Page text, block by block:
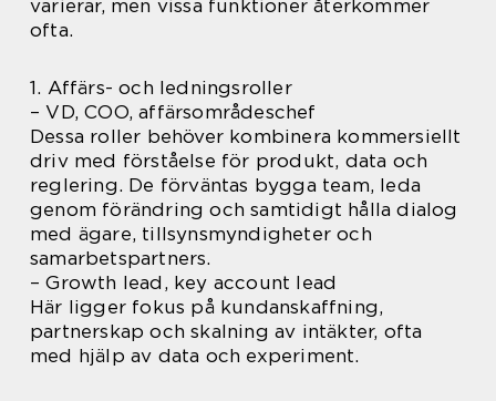
varierar, men vissa funktioner återkommer
ofta.
1. Affärs- och ledningsroller
– VD, COO, affärsområdeschef
Dessa roller behöver kombinera kommersiellt
driv med förståelse för produkt, data och
reglering. De förväntas bygga team, leda
genom förändring och samtidigt hålla dialog
med ägare, tillsynsmyndigheter och
samarbetspartners.
– Growth lead, key account lead
Här ligger fokus på kundanskaffning,
partnerskap och skalning av intäkter, ofta
med hjälp av data och experiment.